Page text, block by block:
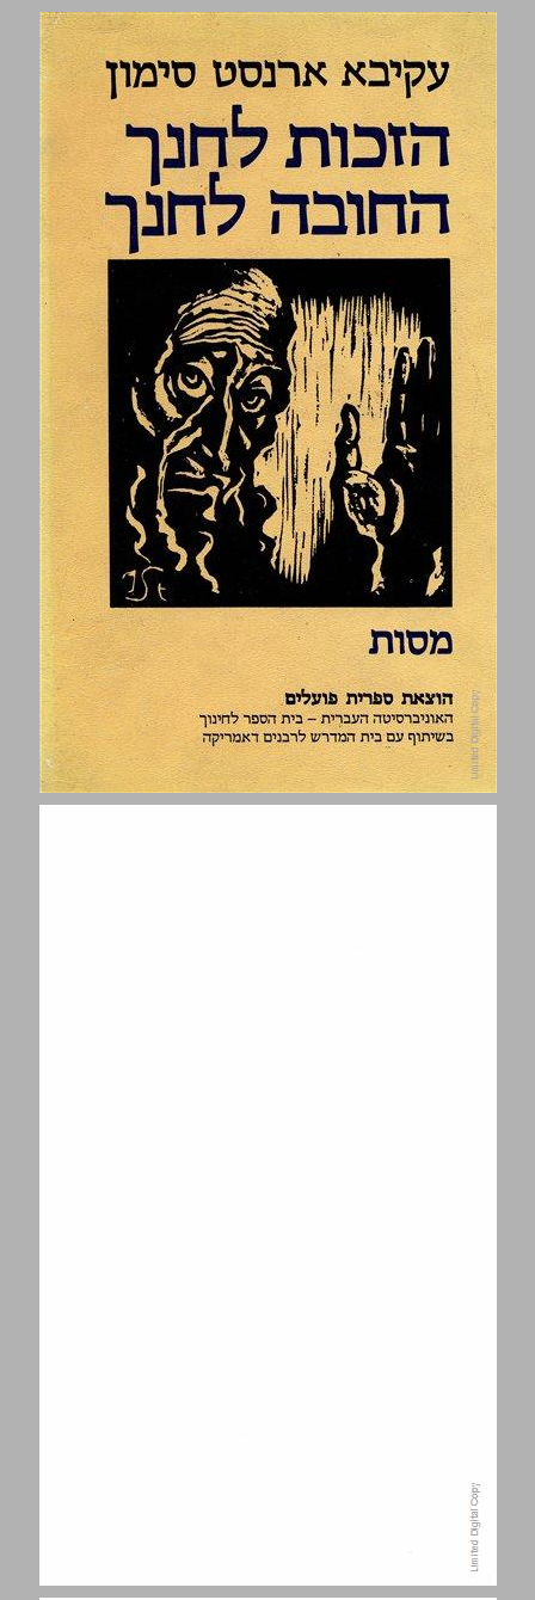
הזכות לחנך החובה לחנך ... 0